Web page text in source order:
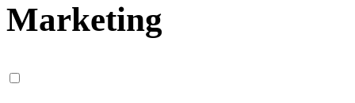
Marketing